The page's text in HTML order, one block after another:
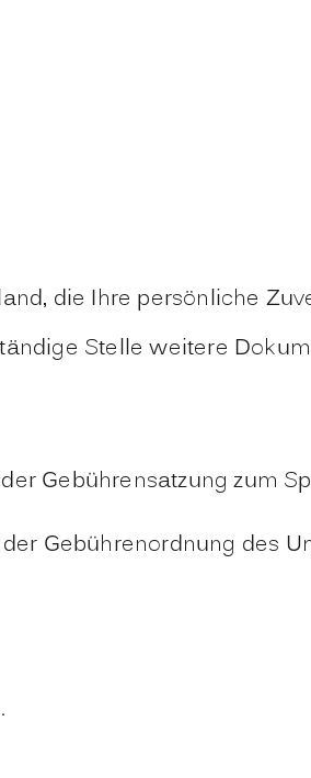
die Ihre persönliche
Stelle weitere
Gebührensatzung zum
Gebührenordnung des